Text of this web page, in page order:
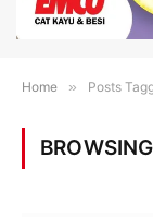
Home » Posts